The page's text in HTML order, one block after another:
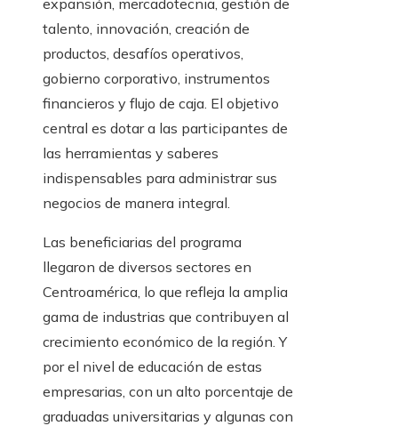
talento, innovación, creación de
productos, desafíos operativos,
gobierno corporativo , instrumentos
financieros y flujo de caja . El objetivo
central es dotar a las participantes de
las herramientas y saberes
indispensables para administrar sus
negocios de manera integral.
Las beneficiarias del programa
llegaron de diversos sectores en
Centroamérica, lo que refleja la amplia
gama de industrias que contribuyen al
crecimiento económico de la región. Y
por el nivel de educación de estas
empresarias, con un alto porcentaje de
graduadas universitarias y algunas con